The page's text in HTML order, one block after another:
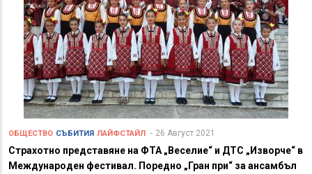
ОБЩЕСТВО СЪБИТИЯ ЛАЙФСТАЙЛ 26 Август 2021
Страхотно представяне на ФТА „Веселие“ и ДТС „Изворче“ в
Международен фестивал. Поредно „Гран при“ за ансамбъл